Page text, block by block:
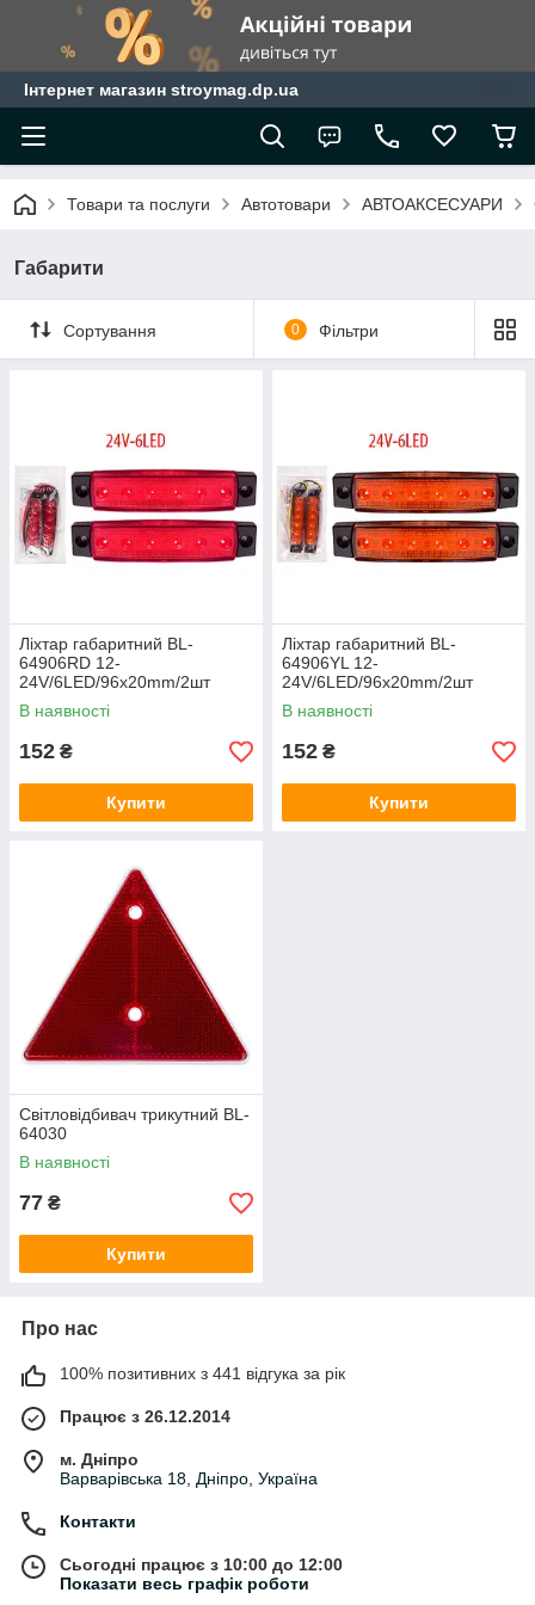
Інтернет магазин stroymag.dp.ua
Товари та послуги Автотовари АВТОАКСЕСУАРИ
Габарити
Сортування 0 Фільтри
Ліхтар габаритний BL-
64906RD 12-
24V/6LED/96х20mm/2шт
В наявності
152 ₴
Купити
Ліхтар габаритний BL-
64906YL 12-
24V/6LED/96х20mm/2шт
В наявності
152 ₴
Купити
Світловідбивач трикутний BL-
64030
В наявності
77 ₴
Купити
Про нас
100% позитивних з 441 відгука за рік
Працює з 26.12.2014
м. Дніпро
Варварівська 18, Дніпро, Україна
Контакти
Сьогодні працює з 10:00 до 12:00
Показати весь графік роботи